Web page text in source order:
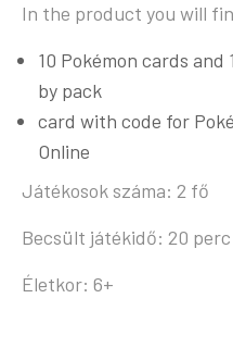
In the product you will
10 Pokémon cards
by pack
card with code for
Online
Játékosok száma: 2 fő
Becsült játékidő: 20 perc
Életkor: 6+